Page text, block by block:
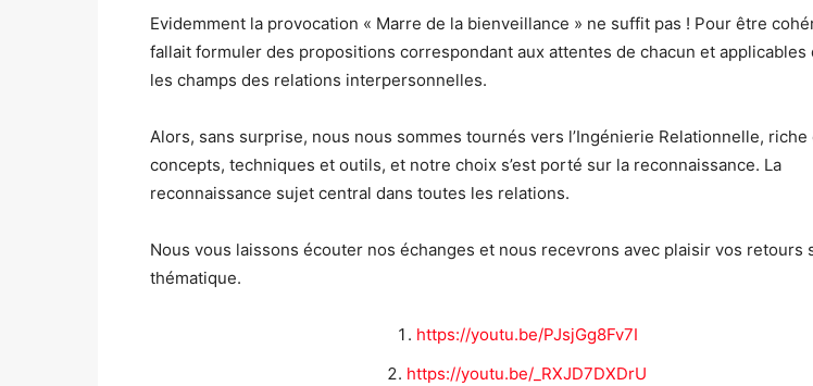
Evidemment la provocation « Marre de la bienveillance » ne suffit pas ! Pour être
fallait formuler des propositions correspondant aux attentes de chacun et applicables
les champs des relations interpersonnelles.
Alors, sans surprise, nous nous sommes tournés vers l’Ingénierie Relationnelle, riche
concepts, techniques et outils, et notre choix s’est porté sur la reconnaissance. La
reconnaissance sujet central dans toutes les relations.
Nous vous laissons écouter nos échanges et nous recevrons avec plaisir vos retours
thématique.
https://youtu.be/PJsjGg8Fv7I
https://youtu.be/_RXJD7DXDrU